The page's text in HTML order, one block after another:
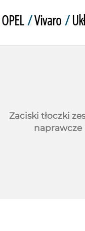
OPEL/Vivaro/
Zaciski tłoczki
naprawcze